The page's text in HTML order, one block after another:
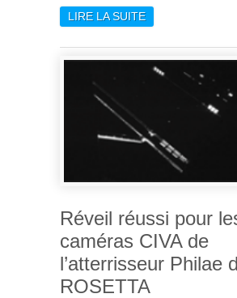
LIRE LA SUITEDE PLANCK
DE NOTRE
Réveil réussi pour
caméras CIVA de
l’atterrisseur Philae
ROSETTA